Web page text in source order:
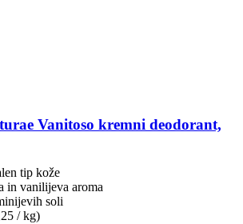
Vanitoso kremni deodorant,
tip kože
in vanilijeva aroma
soli
/ kg)